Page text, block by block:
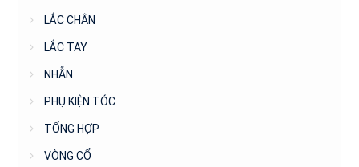
LẮC CHÂN
LẮC TAY
NHẪN
PHỤ KIỆN TÓC
TỔNG HỢP
VÒNG CỔ